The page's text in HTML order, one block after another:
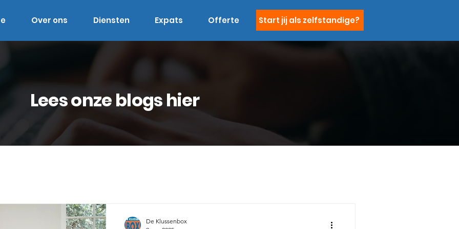
Over ons Diensten Expats Offerte Start jij als zelfstandige?
Lees onze blogs hier
De Klussenbox